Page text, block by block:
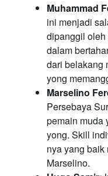
Muhammad
ini menjadi
dipanggil oleh
dalam
dari belakang
yong
Marselino
Persebaya
pemain muda
yong. Skill
nya yang
Marselino.